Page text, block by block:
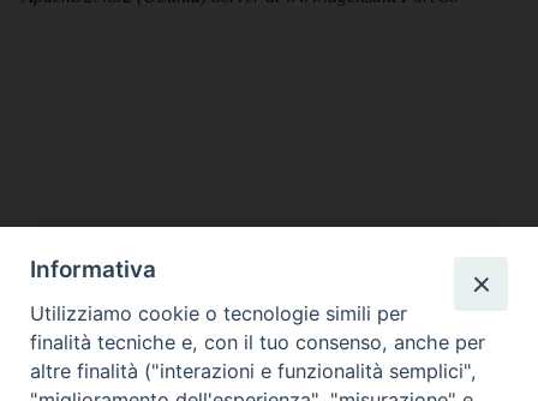
DIOCESI SUBURBICARIA DI ALBANO
Contatti:Tel.: 06.93268401 - Fax.: 06.9323844
E-mail:curia@diocesidialbano.it
Informativa
Utilizziamo cookie o tecnologie simili per
finalità tecniche e, con il tuo consenso, anche per
altre finalità ("interazioni e funzionalità semplici",